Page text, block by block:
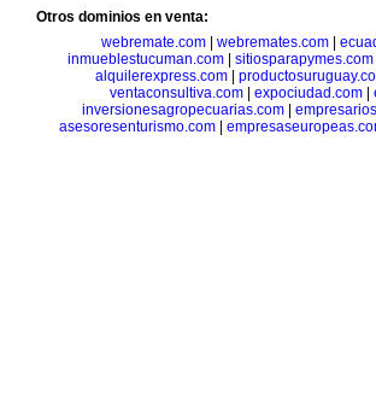
Otros dominios en venta:
webremate.com| webremates.com|
inmueblestucuman.com
sitiosparapymes.com
alquilerexpress.com
ventaconsultiva.com
expociudad.com
inversionesagropecuarias.com
asesoresenturismo.com|